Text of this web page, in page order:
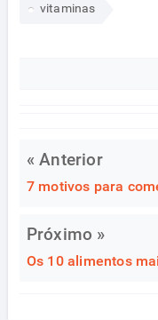
vitaminas
« Anterior
7 motivos para
Próximo »
Os 10 alimentos